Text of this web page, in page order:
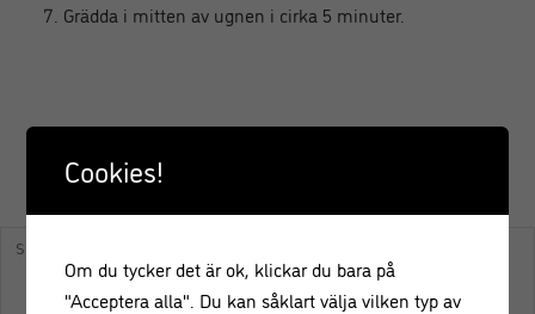
Grädda i mitten av ugnen i cirka 5 minuter.
Cookies!
Om du tycker det är ok, klickar du bara på
"Acceptera alla". Du kan såklart välja vilken typ av